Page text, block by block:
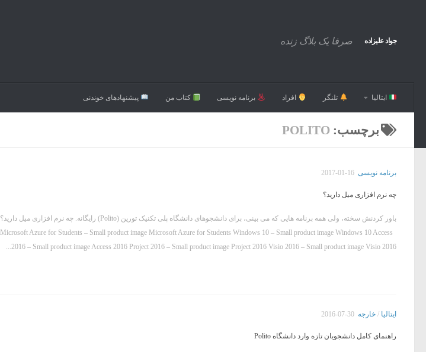
جواد علیزاده صرفا یک بلاگ زنده
ایتالیا تلنگر افراد برنامه نویسی کتاب من پیشنهاد‌های خوندنی
برچسب: POLITO
برنامه نویسی 2017-01-16
چه نرم افزاری میل دارید؟
باور کردنش سخته، ولی همه برنامه هایی که می بینی، برای دانشجوهای دانشگاه پلی تکنیک تورین (Polito) رایگانه. چه نرم افزاری میل دارید؟
Microsoft Azure for Students – Small product image Microsoft Azure for Students Windows 10 – Small product image Windows 10 Access
2016 – Small product image Access 2016 Project 2016 – Small product image Project 2016 Visio 2016 – Small product image Visio 2016...
ایتالیا / خارجه 2016-07-30
راهنمای کامل دانشجویان تازه وارد دانشگاه Polito